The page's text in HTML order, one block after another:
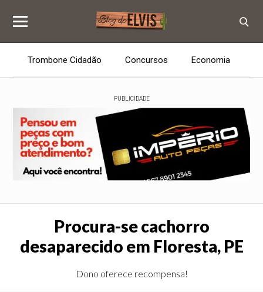
Trombone Cidadão Concursos Economia
PUBLICIDADE
Procura-se cachorro
desaparecido em Floresta, PE
Dono oferece recompensa!